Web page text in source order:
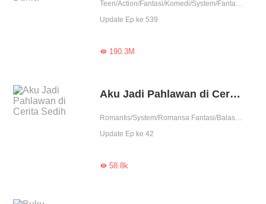
Teen/Action/Fantasi/Komedi/System/Fantasi Urban
Update Ep ke 539
190.3M
Aku Jadi Pahlawan di Cerita Sedih
Romantis/System/Romansa Fantasi/Balas dendam./Perubahan Hidup
Update Ep ke 42
58.8k